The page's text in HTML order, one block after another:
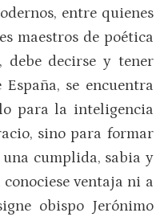
entre quienes
maestros de poética
debe decirse y tener
se encuentra
para la inteligencia
sino para formar
una cumplida, sabia y
conociese ventaja ni a
obispo Jerónimo